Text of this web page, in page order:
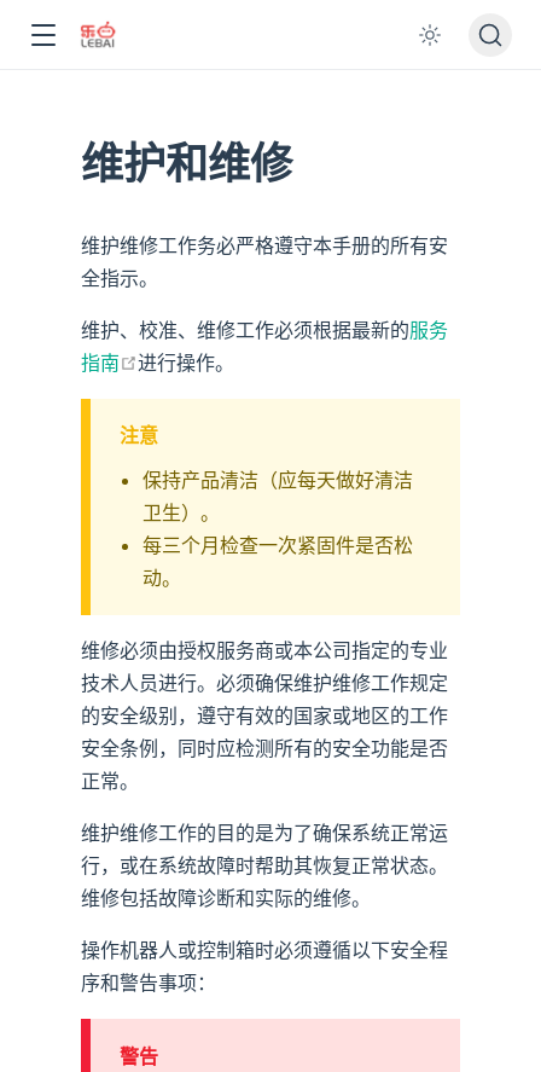
维护和维修
维护维修工作务必严格遵守本手册的所有安
全指示。
维护、校准、维修工作必须根据最新的服务
指南
在新窗口打开
进行操作。
注意
保持产品清洁（应每天做好清洁
卫生）。
每三个月检查一次紧固件是否松
动。
维修必须由授权服务商或本公司指定的专业
技术人员进行。必须确保维护维修工作规定
的安全级别，遵守有效的国家或地区的工作
安全条例，同时应检测所有的安全功能是否
正常。
维护维修工作的目的是为了确保系统正常运
行，或在系统故障时帮助其恢复正常状态。
维修包括故障诊断和实际的维修。
操作机器人或控制箱时必须遵循以下安全程
序和警告事项：
警告